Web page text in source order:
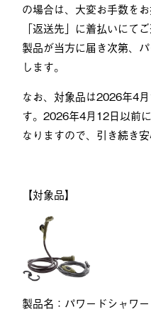
の場合は、大変お手数を
「返送先」に着払いにて
製品が当方に届き次第、
します。
なお、対象品は2026年4
す。2026年4月12日以前
なりますので、引き続き
【対象品】
製品名：パワードシャワー